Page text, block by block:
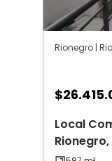
Rionegro |
$
Local